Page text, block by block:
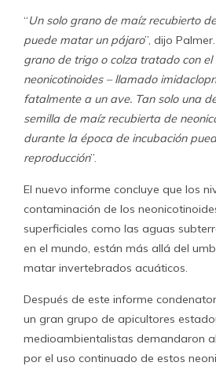
“Un solo grano de maíz recubierto
puede matar un pájaro”, dijo Palmer.
grano de trigo o colza tratado con
neonicotinoides – llamado
fatalmente a un ave. Tan solo una
semilla de maíz recubierta de
durante la época de incubación
reproducción”.
El nuevo informe concluye que los
contaminación de los
superficiales como las aguas
en el mundo, están más allá del
matar invertebrados acuáticos.
Después de este informe
un gran grupo de apicultores
medioambientalistas demandaron
por el uso continuado de estos